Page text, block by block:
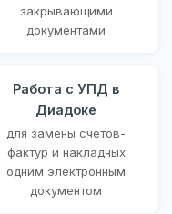
закрывающими
документами
Работа с УПД в
Диадоке
для замены счетов-
фактур и накладных
одним электронным
документом